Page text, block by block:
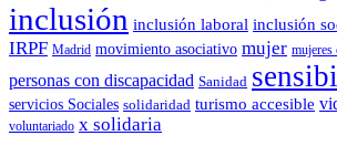
inclusión inclusión laboral inclusión
IRPF Madrid movimiento asociativo mujer mujeres
personas con discapacidad Sanidad
servicios Sociales solidaridad turismo accesible
voluntariado x solidaria